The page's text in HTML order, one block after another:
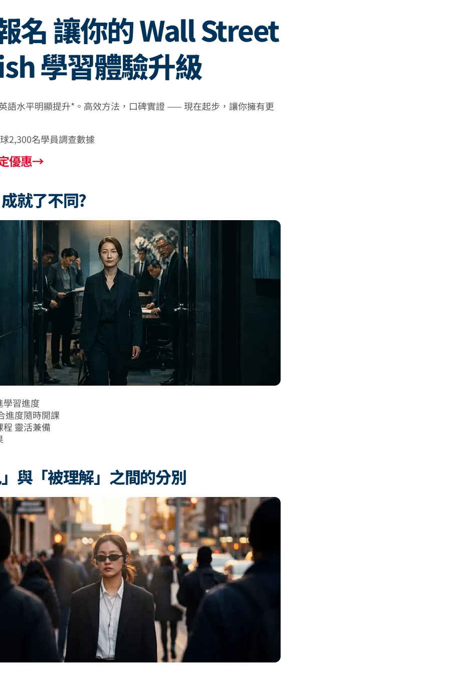
名 讓你的 Wall Street
學習體驗升級
語水平明顯提升*。高效方法，口碑實證 —— 現在起步，讓你擁有更
2,300名學員調查數據
優惠→
就了不同?
學習進度
進度隨時開課
程 靈活兼備
與「被理解」之間的分別